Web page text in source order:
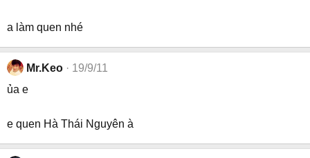
a làm quen nhé
Mr.Keo
19/9/11
ủa e
e quen Hà Thái Nguyên à